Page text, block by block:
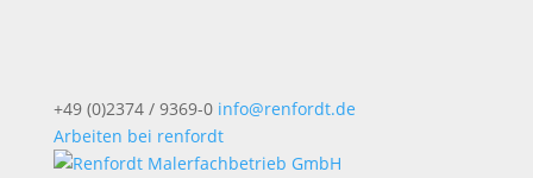
+49 (0)2374 / 9369-0 info@renfordt.de
Arbeiten bei renfordt